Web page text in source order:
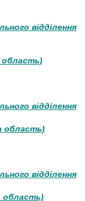
відділення
область)
відділення
область)
відділення
область)